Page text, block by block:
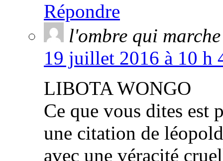
Répondre
l'ombre qui marche
19 juillet 2016 à 10 h
LIBOTA WONGO
Ce que vous dites est
une citation de
avec une véracité